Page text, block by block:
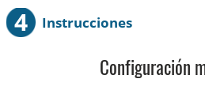
4 Instrucciones
Configuración